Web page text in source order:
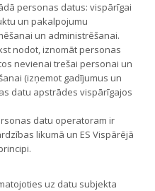
personas datus: vispārīgai
un pakalpojumu
un administrēšanai.
nodot, iznomāt personas
nevienai trešai personai un
(izņemot gadījumus un
datu apstrādes vispārīgajos
datu operatoram ir
likumā un ES Vispārējā
uz datu subjekta